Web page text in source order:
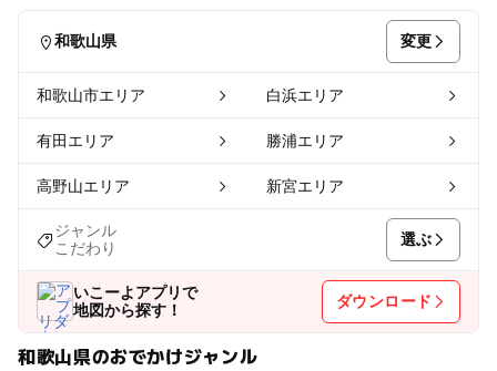
和歌山県 変更
和歌山市エリア 白浜エリア
有田エリア 勝浦エリア
高野山エリア 新宮エリア
ジャンル
こだわり
選ぶ
いこーよアプリで
地図から探す！
ダウンロード
和歌山県のおでかけジャンル